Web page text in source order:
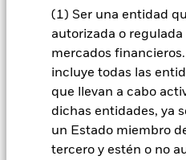
(1) Ser una entidad
autorizada o regulada
mercados
incluye todas las
que llevan a cabo
dichas entidades, ya
un Estado miembro
tercero y estén o no
invirtiendo en valores de renta
relacionados con acciones y,
valores de renta fija (RF)
mercado monetario (IMM) (es
vencimientos a corto plazo),
en cuenta una serie de
sociales y de gobierno
determinar si una inversión es
(no obstante, las
utilizado). La GI hará esto